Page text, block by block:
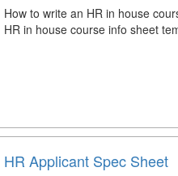
How to write an HR in house
HR in house course info sheet
HR Applicant Spec Sheet